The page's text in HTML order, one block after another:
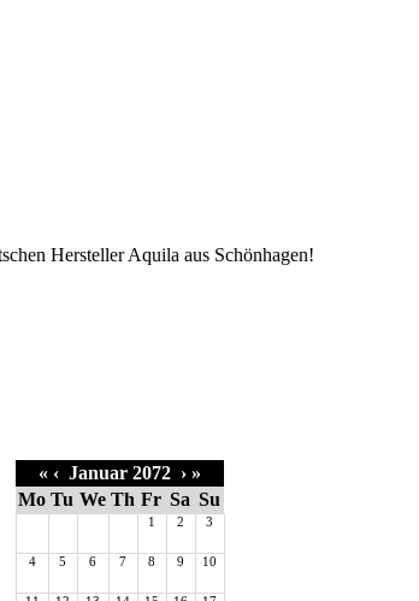
« ‹Januar 2072 › »
Mo Tu We Th Fr Sa Su
1 2 3
4 5 6 7 8 9 10